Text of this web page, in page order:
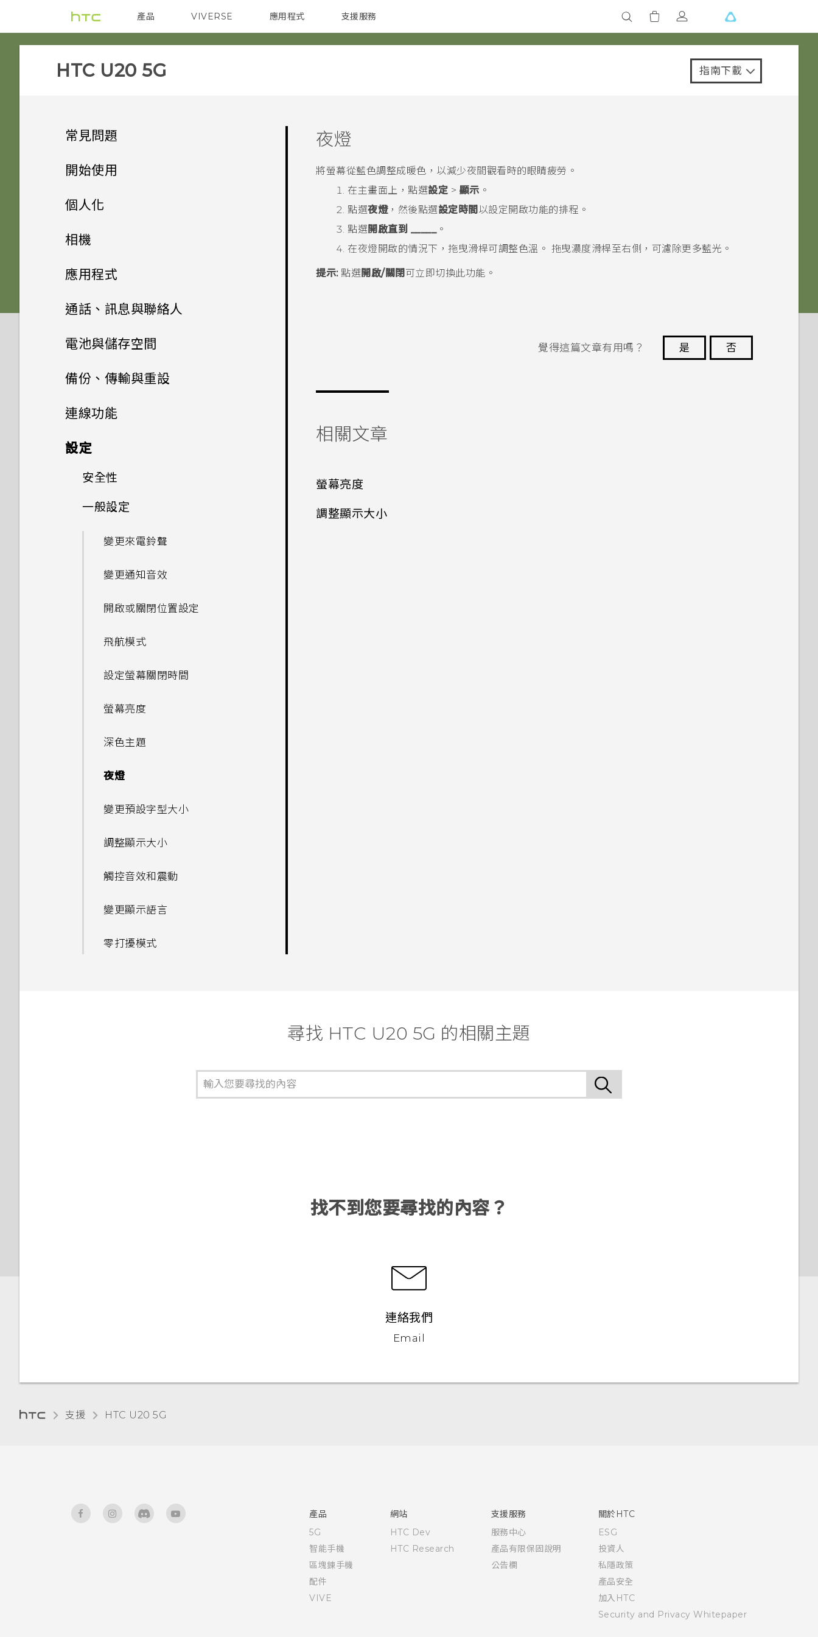
產品
VIVE 智能手機 G REIGNS 配件
VIVERSE 應用程式 支援服務
‎HTC U20 5G‎ 指南下載
常見問題
電源與充電
手機無法充電時該怎麼做？
為何電池電力消耗如此快速？
如何使用尋找我的裝置尋找手機
會鎖住？
的 SD 卡設為內部儲存裝置？
安裝軟體更新後，曾設為內部儲
間？
Google 相簿無法讓我刪除 SD
卡中的相片。我該怎麼做？
如何檢視 USB 隨身碟內的檔案
Google Assistant 為何沒有
回應？
為何手機上的應用程式會當機並
三方應用程式？
如何啟用開發人員選項？
系統效能
為何手機反應緩慢且靜止不動？
為何手機會自動關機？
手機異常過熱或溫度過高時該怎
無線與網路
我可以在手機上切換到另一個
做？
如何將手機的網際網路連線分享
腦。檔案存到哪裡去了？
如何將業者的存取點名稱新增至
設定與其他
我能將 Micro SIM 卡剪小為
內嗎？
程式？
開始使用
打開包裝與設定
插入 nano SIM 卡和
microSD 卡
為電池充電
開啟或關閉手機
初次設定手機
新增帳號
更改 nano SIM 卡設定
調整音量和音效設定
設)
存取設定
通知
選取、複製及貼上文字
輸入文字
中文輸入
程式更新
查看系統軟體版本
檢查系統軟體更新
個人化
主畫面配置
變更桌布
新增應用程式至主畫面
新增主畫面小工具
將應用程式整理至資料夾
相機
拍照和錄影
四鏡頭相機
開始使用相機應用程式
對焦和縮放
選擇拍攝模式
場景偵測
拍攝連拍相片
拍攝人像照或自拍照
拍攝影片
拍攝超廣角相片
拍攝特寫相片
拍攝全景相片
掃描條碼
應用程式
安裝及移除應用程式
從 Google Play 商店取得應用
從網路下載應用程式
解除安裝應用程式
控制應用程式權限
選擇可以存取您所在位置的應用
通話、訊息與聯絡人
手機通話功能
撥打電話
回撥未接來電
通話期間可以執行的動作
設定多方通話
通話記錄
封鎖電話號碼
傳送多媒體訊息 (MMS)
傳送群組訊息 (SMS)
回覆訊息
轉寄訊息
封鎖來自不歡迎的聯絡人訊息
刪除訊息和對話
編輯聯絡人資訊
電池與儲存空間
電池
延長電池使用時間的提示
顯示電池百分比
查看電池用量
應用程式電池最佳化
在應用程式中啟用背景限制
釋放儲存空間
在內建儲存空間與記憶卡之間複
檔案
卸載記憶卡
備份、傳輸與重設
傳輸
從 Android 手機傳輸內容
在手機和電腦之間傳送相片、影
備份與重設
備份 HTC U20 5G
備份相片和影片
重設網路設定
重設 HTC U20 5G (硬體重啟)
連線功能
網際網路連線
開啟或關閉數據連線
管理數據使用量
Wi-Fi 連線
連線到 VPN
安裝數位憑證
使用 HTC U20 5G 作為 Wi-Fi
無線分享
開啟或關閉藍牙
連接藍牙耳機
與藍牙裝置解除配對
使用藍牙接收檔案
使用 NFC
設定
安全性
設定螢幕鎖定
設定智慧鎖
關閉鎖定螢幕
指紋辨識器
為 nano SIM 卡指派 PIN 碼
一般設定
變更來電鈴聲
變更通知音效
開啟或關閉位置設定
飛航模式
設定螢幕關閉時間
螢幕亮度
深色主題
夜燈
變更預設字型大小
調整顯示大小
觸控音效和震動
變更顯示語言
零打擾模式
夜燈
將螢幕從藍色調整成暖色，以減少夜間觀看時的眼睛疲勞。
在主畫面上，點選設定 > 顯示 。
點選夜燈，然後點選設定時間 以設定開啟功能的排程。
點選 開啟直到 _____。
在夜燈 開啟的情況下，拖曳滑桿可調整色溫。 拖曳濃度滑桿至右側，可濾除更多藍光。
提示:點選 開啟/關閉 可立即切換此功能。
覺得這篇文章有用嗎？ 是
否
相關文章
螢幕亮度
調整顯示大小
尋找 ‎HTC U20 5G 的相關主題
找不到您要尋找的內容？
連絡我們
Email
支援 ‎HTC U20 5G‎
產品
5G
智能手機
區塊鍊手機
配件
VIVE
網站
HTC Dev
HTC Research
支援服務
服務中心
產品有限保固說明
公告欄
關於HTC
ESG
投資人
私隱政策
產品安全
加入HTC
Security and Privacy Whitepaper